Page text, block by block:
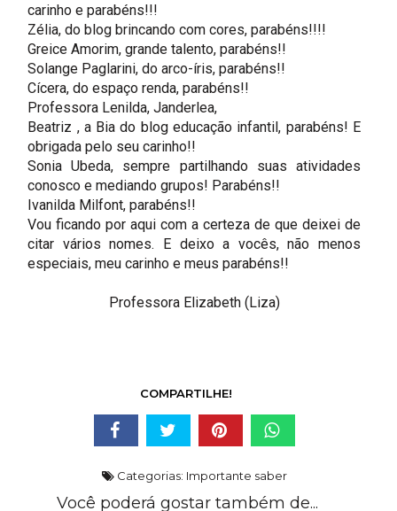
carinho e parabéns!!!
Zélia, do blog brincando com cores, parabéns!!!!
Greice Amorim, grande talento, parabéns!!
Solange Paglarini, do arco-íris, parabéns!!
Cícera, do espaço renda, parabéns!!
Professora Lenilda, Janderlea,
Beatriz , a Bia do blog educação infantil, parabéns! E
obrigada pelo seu carinho!!
Sonia Ubeda, sempre partilhando suas atividades
conosco e mediando grupos! Parabéns!!
Ivanilda Milfont, parabéns!!
Vou ficando por aqui com a certeza de que deixei de
citar vários nomes. E deixo a vocês, não menos
especiais, meu carinho e meus parabéns!!
Professora Elizabeth (Liza)
COMPARTILHE!
Categorias: Importante saber
Você poderá gostar também de...